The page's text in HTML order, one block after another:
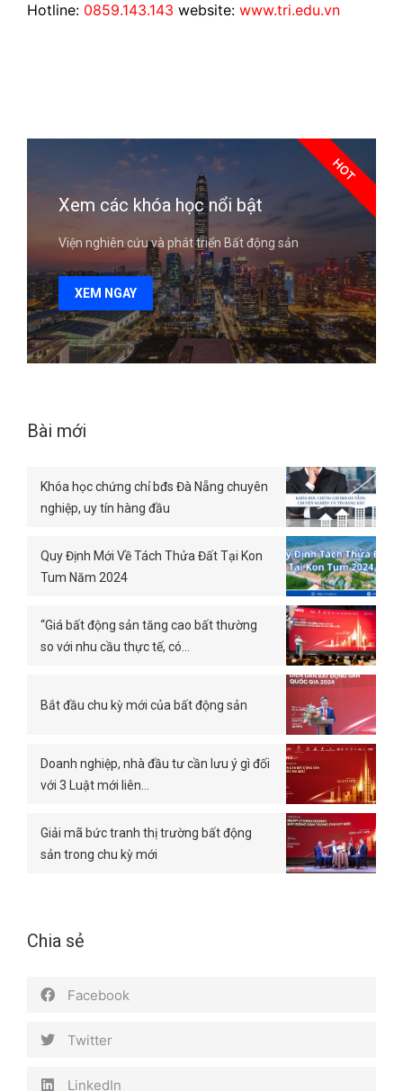
Hotline: 0859.143.143 website: www.tri.edu.vn
Xem các khóa học nổi bật
Viện nghiên cứu và phát triển Bất động sản
XEM NGAY
HOT
Bài mới
Khóa học chứng chỉ bđs Đà Nẵng chuyên
nghiệp, uy tín hàng đầu
Quy Định Mới Về Tách Thửa Đất Tại Kon
Tum Năm 2024
“Giá bất động sản tăng cao bất thường
so với nhu cầu thực tế, có…
Bắt đầu chu kỳ mới của bất động sản
Doanh nghiệp, nhà đầu tư cần lưu ý gì đối
với 3 Luật mới liên…
Giải mã bức tranh thị trường bất động
sản trong chu kỳ mới
Chia sẻ
Facebook
Twitter
LinkedIn